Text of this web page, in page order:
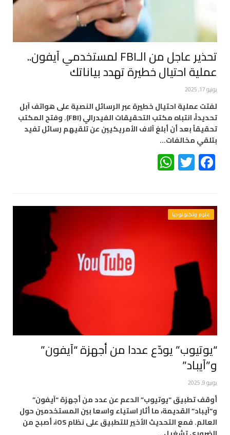
تحذير عاجل من الـFBI لمستخدمي آيفون..
عملية احتيال خطيرة تهدد بياناتك
يونيو 17, 2025
لفتت عملية احتيال خطيرة عبر الرسائل النصية على هواتف آبل
تحديداً، انتباه مكتب التحقيقات الفيدرالي (FBI). وفتح المكتب
تحقيقاً بعد أن أبلغ آلاف الأمريكيين عن تلقيهم رسائل تفيد
بتلقي مخالفات…
Facebook
Twitter
علوم وتكنولوجيا
“يوتيوب” يودّع عددا من أجهزة “آيفون”
و”آيباد”
يونيو 9, 2025
أوقف تطبيق “يوتيوب” الدعم عن عدد من أجهزة “آيفون”
و”آيباد” القديمة، ما أثار استياء واسعا بين المستخدمين حول
العالم. فمع التحديث الأخير للتطبيق على نظام iOS، أصبح من